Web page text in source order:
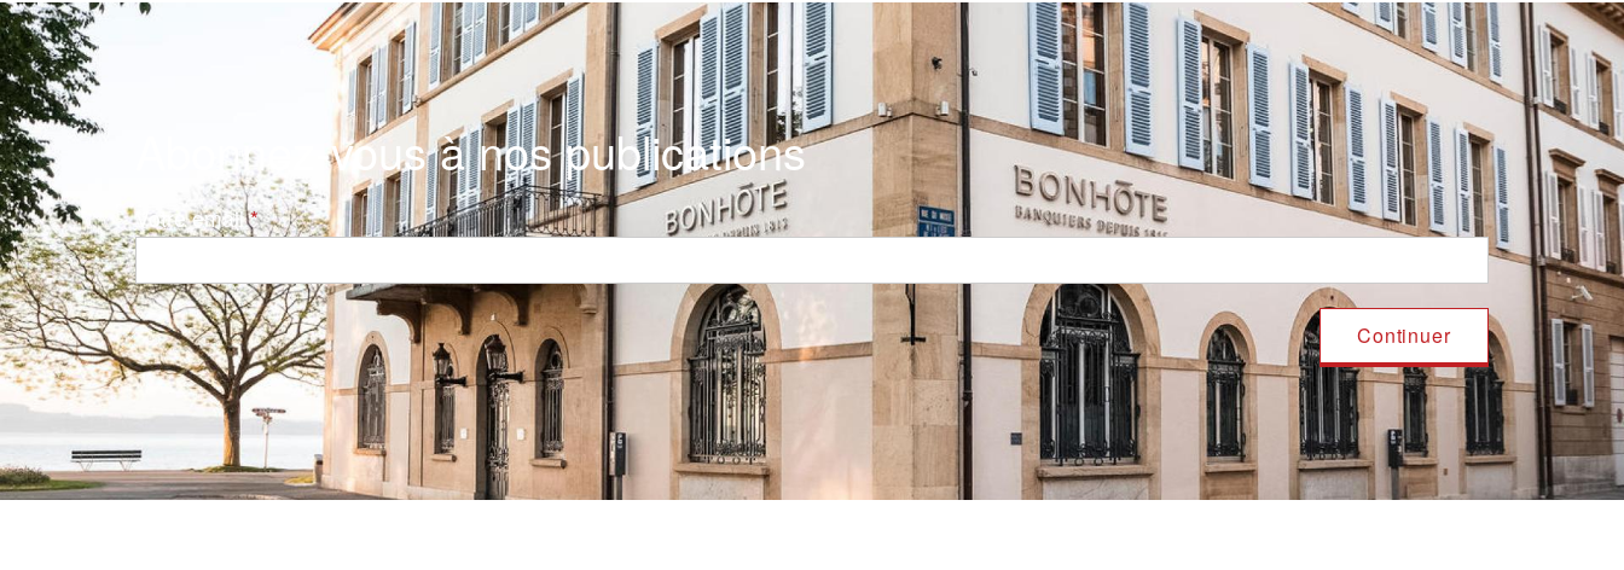
Abonnez-vous à nos publications
Votre email